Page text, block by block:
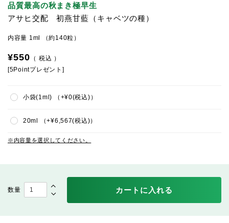
品質最高の秋まき極早生
アサヒ交配 初燕甘藍（キャベツの種）
内容量 1ml （約140粒）
¥550
税込
[5Pointプレゼント]
内容量を選択してください。
小袋(1ml) +¥0 税込
20ml +¥6,567 税込
カートに入れる